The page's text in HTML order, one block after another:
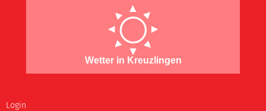
Wetter in Kreuzlingen
Login